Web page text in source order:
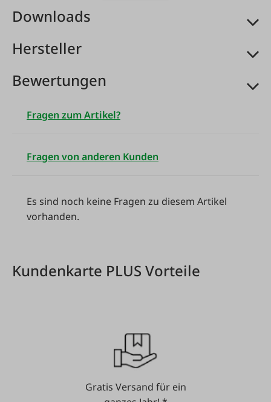
Downloads
Hersteller
Bewertungen
Fragen zum Artikel?
Fragen von anderen Kunden
Es sind noch keine Fragen zu diesem Artikel
vorhanden.
Kundenkarte PLUS Vorteile
Gratis Versand für ein